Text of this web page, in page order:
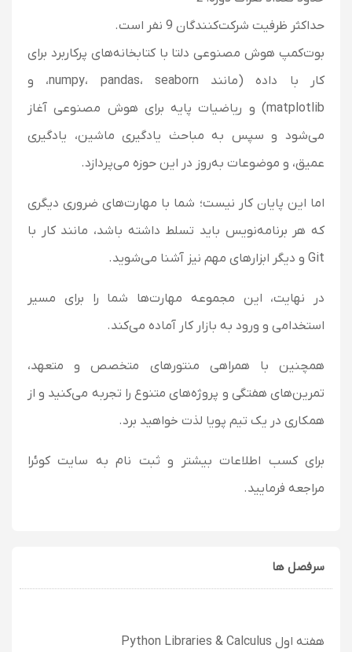
حداکثر ظرفیت شرکت‌کنندگان 9 نفر است.
بوت‌کمپ هوش مصنوعی دلتا با کتابخانه‌های پرکاربرد برای
کار با داده (مانند numpy، pandas، seaborn، و
matplotlib) و ریاضیات پایه برای هوش مصنوعی آغاز
می‌شود و سپس به مباحث یادگیری ماشین، یادگیری
عمیق، و موضوعات به‌روز در این حوزه می‌پردازد.
اما این پایان کار نیست؛ شما با مهارت‌های ضروری دیگری
که هر برنامه‌نویس باید تسلط داشته باشد، مانند کار با
Git و دیگر ابزارهای مهم نیز آشنا می‌شوید.
در نهایت، این مجموعه مهارت‌ها شما را برای مسیر
استخدامی و ورود به بازار کار آماده می‌کند.
همچنین با همراهی منتورهای متخصص و متعهد،
تمرین‌های هفتگی و پروژه‌های متنوع را تجربه می‌کنید و از
همکاری در یک تیم پویا لذت خواهید برد.
برای کسب اطلاعات بیشتر و ثبت نام به سایت کوئرا
مراجعه فرمایید.
سرفصل ها
‌هفته اول Python Libraries & Calculus